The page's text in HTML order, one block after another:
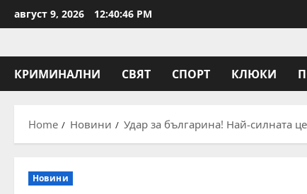
to
август 9, 2026 12:40:47 PM
КРИМИНАЛНИ СВЯТ СПОРТ КЛЮКИ
Home Новини Удар за българина! Най-силната
Новини